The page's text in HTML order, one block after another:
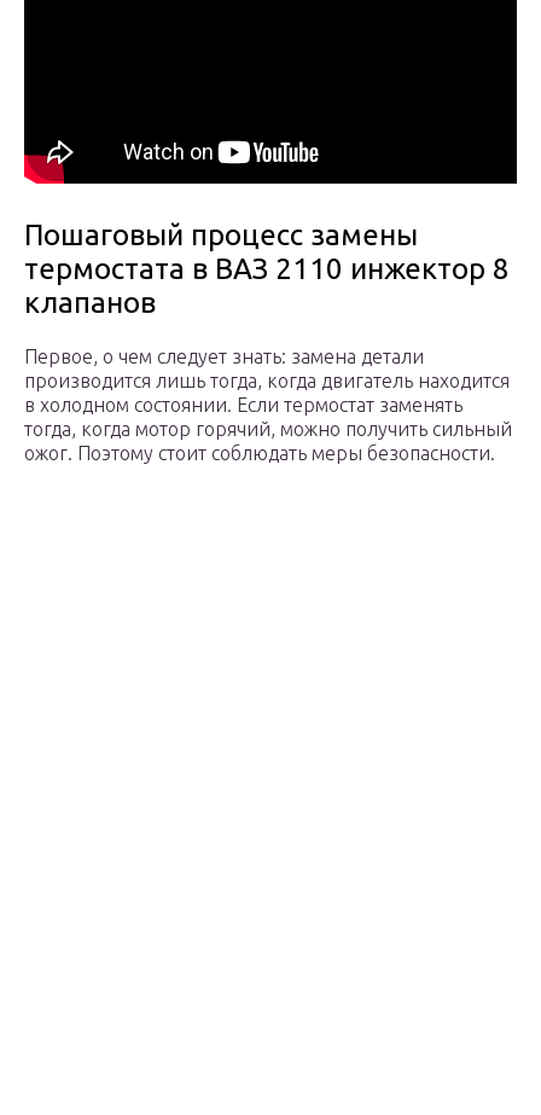
Пошаговый процесс замены
термостата в ВАЗ 2110 инжектор 8
клапанов
Первое, о чем следует знать: замена детали
производится лишь тогда, когда двигатель находится
в холодном состоянии. Если термостат заменять
тогда, когда мотор горячий, можно получить сильный
ожог. Поэтому стоит соблюдать меры безопасности.